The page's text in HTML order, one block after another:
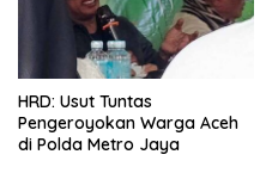
HRD: Usut Tuntas
Pengeroyokan Warga Aceh
di Polda Metro Jaya